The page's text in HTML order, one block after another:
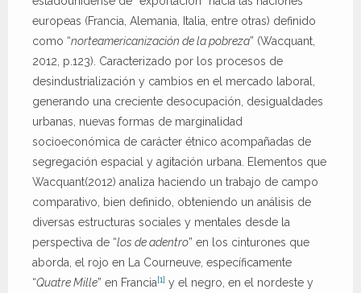
europeas (Francia, Alemania, Italia, entre otras) definido
como “norteamericanización de la pobreza” (Wacquant,
2012, p.123). Caracterizado por los procesos de
desindustrialización y cambios en el mercado laboral,
generando una creciente desocupación, desigualdades
urbanas, nuevas formas de marginalidad
socioeconómica de carácter étnico acompañadas de
segregación espacial y agitación urbana. Elementos que
Wacquant(2012) analiza haciendo un trabajo de campo
comparativo, bien definido, obteniendo un análisis de
diversas estructuras sociales y mentales desde la
perspectiva de “los de adentro” en los cinturones que
aborda, el rojo en La Courneuve, específicamente
“Quatre Mille” en Francia[1] y el negro, en el nordeste y